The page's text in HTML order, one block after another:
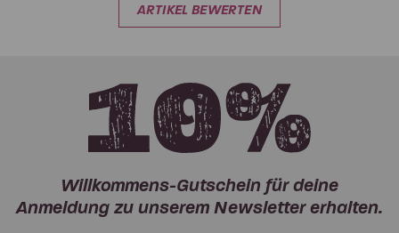
ARTIKEL BEWERTEN
Willkommens-Gutschein für deine
Anmeldung zu unserem Newsletter erhalten.